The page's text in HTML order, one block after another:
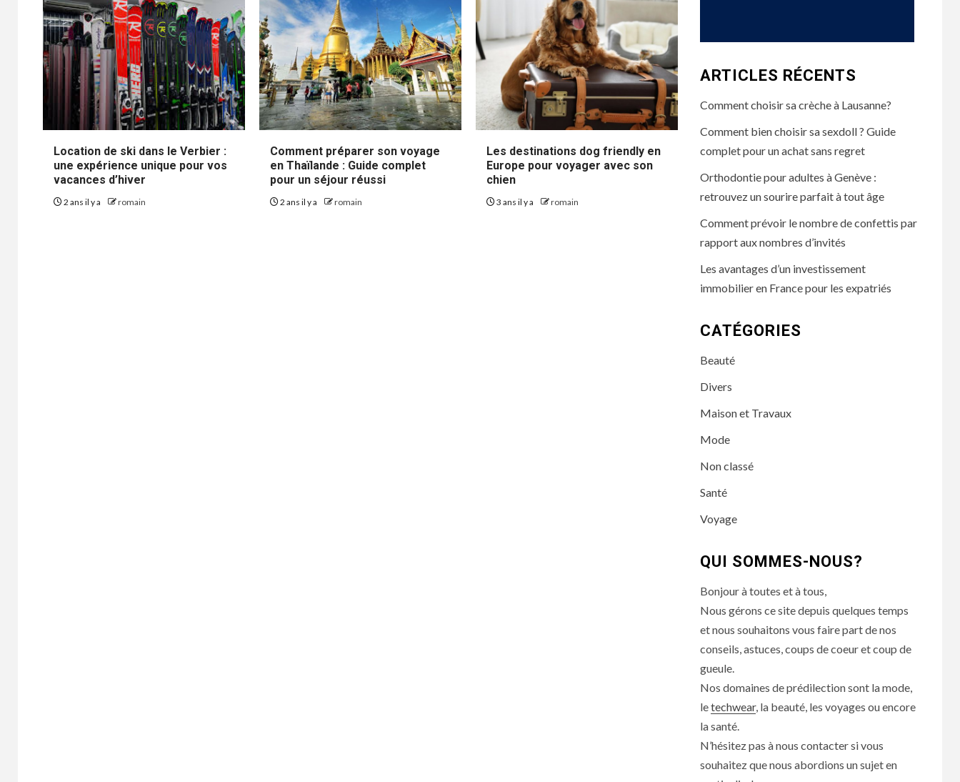
Location de ski dans le Verbier :
une expérience unique pour vos
vacances d’hiver
2 ans il y a romain
Comment préparer son voyage
en Thaïlande : Guide complet
pour un séjour réussi
2 ans il y a romain
Les destinations dog friendly en
Europe pour voyager avec son
chien
3 ans il y a romain
ARTICLES RÉCENTS
Comment choisir sa crèche à Lausanne?
Comment bien choisir sa sexdoll ? Guide
complet pour un achat sans regret
Orthodontie pour adultes à Genève :
retrouvez un sourire parfait à tout âge
Comment prévoir le nombre de confettis par
rapport aux nombres d’invités
Les avantages d’un investissement
immobilier en France pour les expatriés
CATÉGORIES
Beauté
Divers
Maison et Travaux
Mode
Non classé
Santé
Voyage
QUI SOMMES-NOUS?
Bonjour à toutes et à tous,
Nous gérons ce site depuis quelques temps
et nous souhaitons vous faire part de nos
conseils, astuces, coups de coeur et coup de
gueule.
Nos domaines de prédilection sont la mode,
letechwear, la beauté, les voyages ou encore
la santé.
N’hésitez pas à nous contacter si vous
souhaitez que nous abordions un sujet en